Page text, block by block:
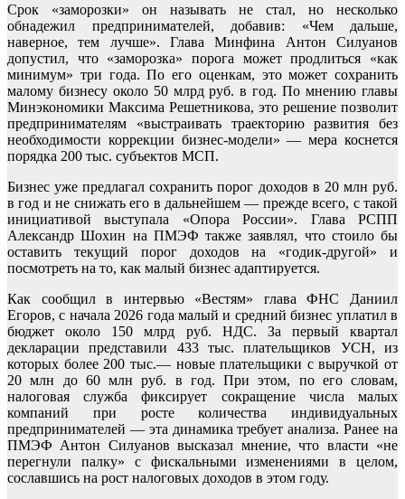
Срок «заморозки» он называть не стал, но несколько
обнадежил предпринимателей, добавив: «Чем дальше,
наверное, тем лучше». Глава Минфина Антон Силуанов
допустил, что «заморозка» порога может продлиться «как
минимум» три года. По его оценкам, это может сохранить
малому бизнесу около 50 млрд руб. в год. По мнению главы
Минэкономики Максима Решетникова, это решение позволит
предпринимателям «выстраивать траекторию развития без
необходимости коррекции бизнес-модели» — мера коснется
порядка 200 тыс. субъектов МСП.
Бизнес уже предлагал сохранить порог доходов в 20 млн руб.
в год и не снижать его в дальнейшем — прежде всего, с такой
инициативой выступала «Опора России». Глава РСПП
Александр Шохин на ПМЭФ также заявлял, что стоило бы
оставить текущий порог доходов на «годик-другой» и
посмотреть на то, как малый бизнес адаптируется.
Как сообщил в интервью «Вестям» глава ФНС Даниил
Егоров, с начала 2026 года малый и средний бизнес уплатил в
бюджет около 150 млрд руб. НДС. За первый квартал
декларации представили 433 тыс. плательщиков УСН, из
которых более 200 тыс.— новые плательщики с выручкой от
20 млн до 60 млн руб. в год. При этом, по его словам,
налоговая служба фиксирует сокращение числа малых
компаний при росте количества индивидуальных
предпринимателей — эта динамика требует анализа. Ранее на
ПМЭФ Антон Силуанов высказал мнение, что власти «не
перегнули палку» с фискальными изменениями в целом,
сославшись на рост налоговых доходов в этом году.